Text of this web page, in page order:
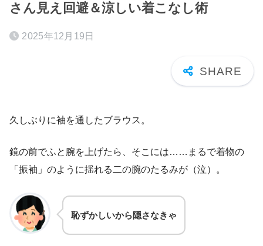
さん見え回避＆涼しい着こなし術
2025年12月19日
久しぶりに袖を通したブラウス。
鏡の前でふと腕を上げたら、そこには……まるで着物の
「振袖」のように揺れる二の腕のたるみが（泣）。
恥ずかしいから隠さなきゃ